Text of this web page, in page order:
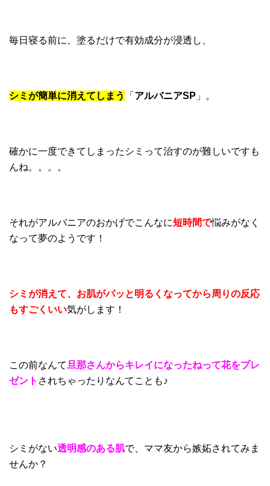
毎日寝る前に、塗るだけで有効成分が浸透し、
シミが簡単に消えてしまう 「 アルバニアSP 」。
確かに一度できてしまったシミって治すのが難しいですも
んね。。。。
それがアルバニアのおかげでこんなに短時間で悩みがなく
なって夢のようです！
シミが消えて、お肌がパッと明るくなってから周りの反応
もすごくいい気がします！
この前なんて旦那さんからキレイになったねって花をプレ
ゼント されちゃったりなんてことも♪
シミがない透明感のある肌で、ママ友から嫉妬されてみま
せんか？